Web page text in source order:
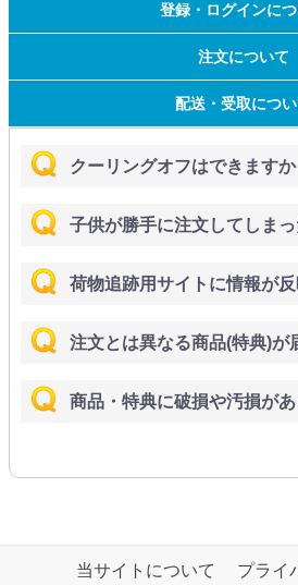
登録・ログインに
注文について
配送・受取につ
クーリングオフはできますか
子供が勝手に注文してしまっ
荷物追跡用サイトに情報が
注文とは異なる商品(特典)が
商品・特典に破損や汚損が
当サイトについて プライ